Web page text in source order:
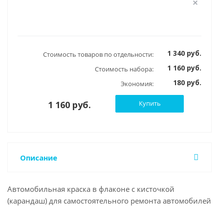
Стоимость товаров по отдельности: 1 340 руб.
Стоимость набора: 1 160 руб.
Экономия: 180 руб.
1 160 руб. Купить
Описание
Автомобильная краска в флаконе с кисточкой
(карандаш) для самостоятельного ремонта автомобилей